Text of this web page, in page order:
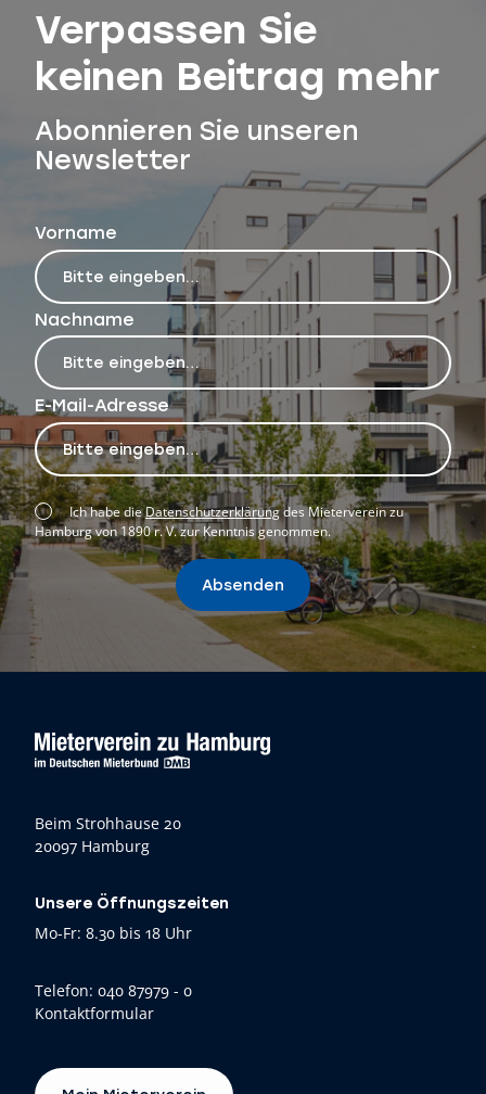
Verpassen Sie
keinen Beitrag mehr
Abonnieren Sie unseren
Newsletter
Vorname
Nachname
E-Mail-Adresse
Ich habe dieDatenschutzerklärungdes Mieterverein zu
Hamburg von 1890 r. V. zur Kenntnis genommen.
Absenden
Beim Strohhause 20
20097 Hamburg
Unsere Öffnungszeiten
Mo-Fr: 8.30 bis 18 Uhr
Telefon: 040 87979 - 0
Kontaktformular